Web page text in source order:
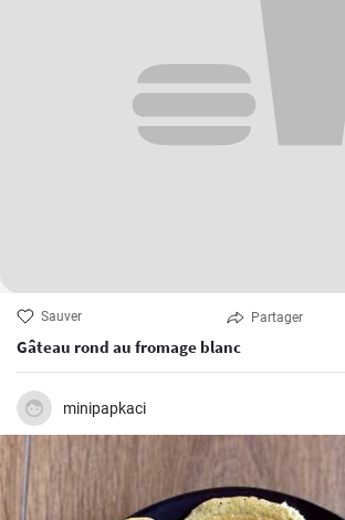
Sauver Partager
Gâteau rond au fromage blanc
minipapkaci